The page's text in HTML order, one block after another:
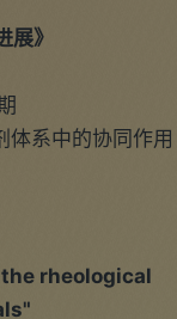
展》
体系中的协同作用
rheological